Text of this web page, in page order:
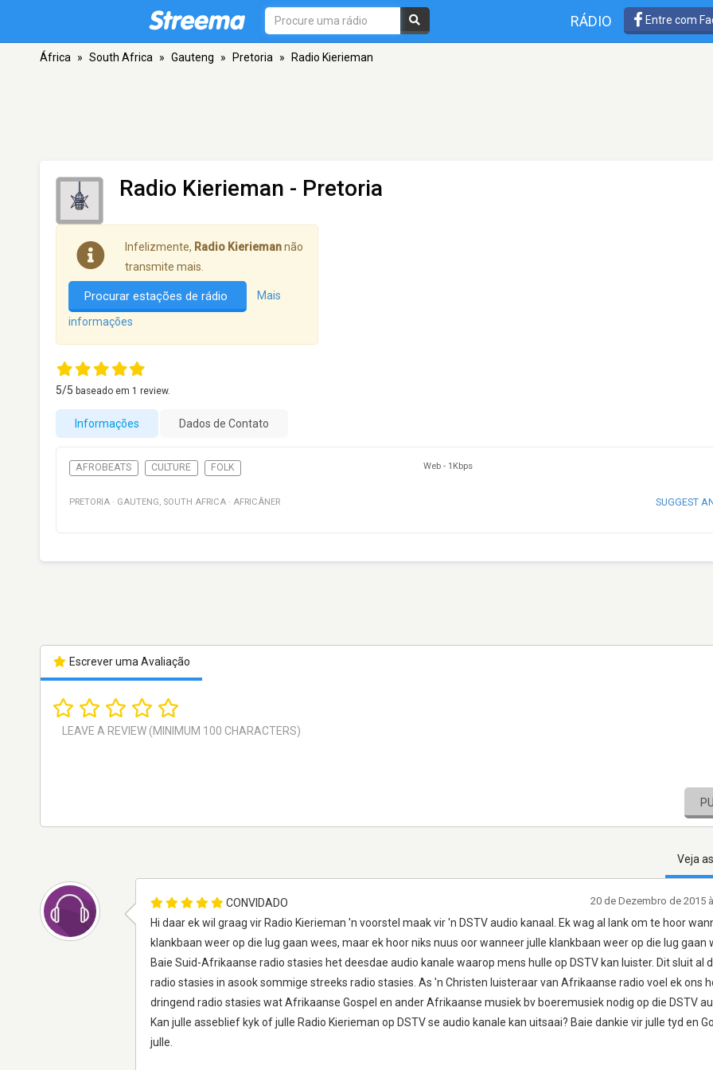
RÁDIO Entre com
África » South Africa » Gauteng » Pretoria » Radio Kierieman
Radio Kierieman - Pretoria
Infelizmente, Radio Kieriemannão
transmite mais.
Procurar estações de rádio Mais
informações
5/5 baseado em 1 review.
Informações Dados de Contato
AFROBEATS CULTURE FOLK Web - 1Kbps
PRETORIA · GAUTENG, SOUTH AFRICA · AFRICÂNER SUGGEST
Escrever uma Avaliação
Veja
CONVIDADO
Hi daar ek wil graag vir Radio Kierieman 'n voorstel maak vir 'n DSTV audio kanaal. Ek wag al lank om te hoor
klankbaan weer op die lug gaan wees, maar ek hoor niks nuus oor wanneer julle klankbaan weer op die lug gaan
Baie Suid-Afrikaanse radio stasies het deesdae audio kanale waarop mens hulle op DSTV kan luister. Dit sluit al
radio stasies in asook sommige streeks radio stasies. As 'n Christen luisteraar van Afrikaanse radio voel ek ons
dringend radio stasies wat Afrikaanse Gospel en ander Afrikaanse musiek bv boeremusiek nodig op die DSTV
Kan julle asseblief kyk of julle Radio Kierieman op DSTV se audio kanale kan uitsaai? Baie dankie vir julle tyd en
julle.
20 de Dezembro de 2015